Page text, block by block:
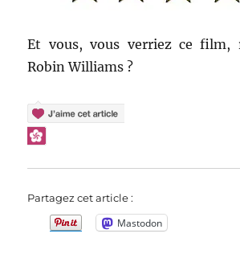
Et vous, vous verriez ce film,
Robin Williams ?
Partagez cet article :
Mastodon